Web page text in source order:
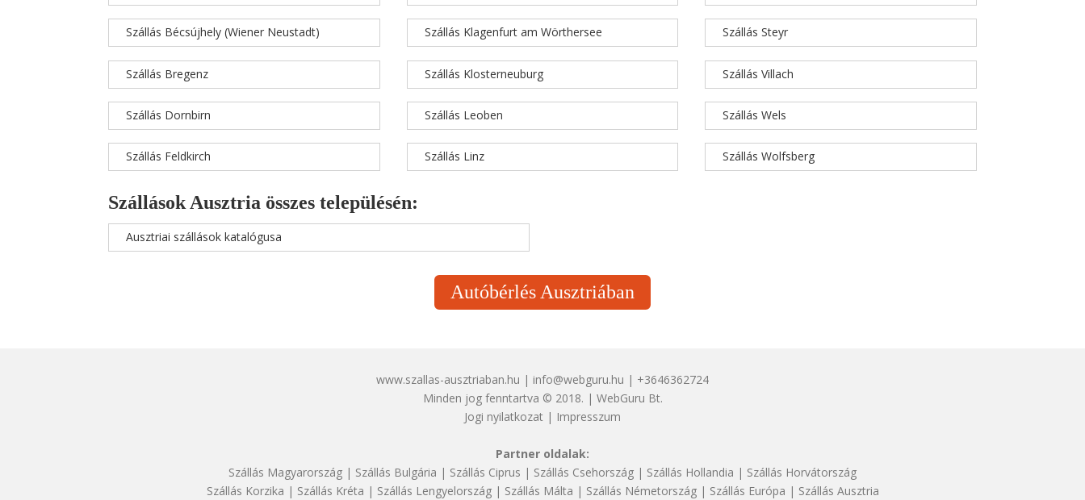
Szállás Bécsújhely (Wiener Neustadt)
Szállás Bregenz
Szállás Dornbirn
Szállás Feldkirch
Szállás Klagenfurt am Wörthersee
Szállás Klosterneuburg
Szállás Leoben
Szállás Linz
Szállás Steyr
Szállás Villach
Szállás Wels
Szállás Wolfsberg
Szállások Ausztria összes településén:
Ausztriai szállások katalógusa
Autóbérlés Ausztriában
www.szallas-ausztriaban.hu | info@webguru.hu | +3646362724
Minden jog fenntartva © 2018. | WebGuru Bt.
Jogi nyilatkozat | Impresszum
Partner oldalak:
Szállás Magyarország | Szállás Bulgária | Szállás Ciprus | Szállás Csehország | Szállás Hollandia | Szállás Horvátország
Szállás Korzika | Szállás Kréta | Szállás Lengyelország| Szállás Málta | Szállás Németország| Szállás Európa | Szállás Ausztria